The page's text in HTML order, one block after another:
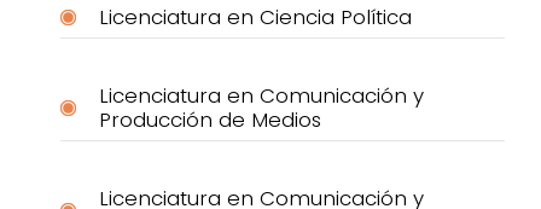
Licenciatura en Ciencia Política
Licenciatura en Comunicación y
Producción de Medios
Licenciatura en Comunicación y